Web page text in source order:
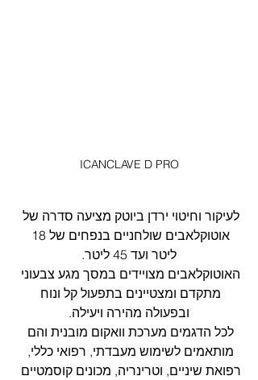
ICANCLAVE D PRO
לעיקור וחיטוי ירדן ביוטק מציעה סדרה של
ליטר ועד 45 ליטר.
האוטוקלאבים מצויידים במסך מגע צבעוני
מתקדם ומצטיינים בתפעול קל ונוח
ובפעולה מהירה ויעילה.
לכל הדגמים מערכת וואקום מובנית והם
מותאמים לשימוש מעבדתי, רפואי כללי,
רפואת שיניים, וטרינריה, מכונים קוסמטיים